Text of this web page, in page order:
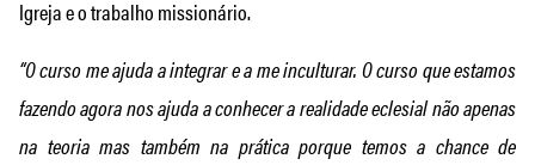
Igreja e o trabalho missionário.
“O curso me ajuda a integrar e a me inculturar. O curso que estamos
fazendo agora nos ajuda a conhecer a realidade eclesial não apenas
na teoria mas também na prática porque temos a chance de